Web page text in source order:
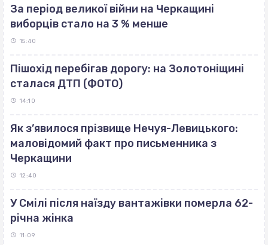
За період великої війни на Черкащині
виборців стало на 3 % менше
15:40
Пішохід перебігав дорогу: на Золотоніщині
сталася ДТП (ФОТО)
14:10
Як з’явилося прізвище Нечуя-Левицького:
маловідомий факт про письменника з
Черкащини
12:40
У Смілі після наїзду вантажівки померла 62-
річна жінка
11:09